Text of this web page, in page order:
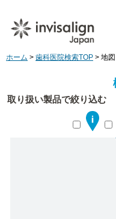
ホーム > 歯科医院検索TOP > 地
取り扱い製品で絞り込む